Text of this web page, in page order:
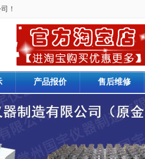
！
产品报价 售后维修